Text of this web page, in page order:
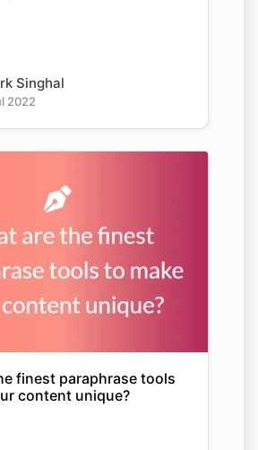
Singhal
2022
finest paraphrase tools
content unique?